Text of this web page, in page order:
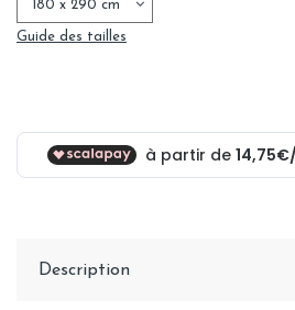
Guide des tailles
Description